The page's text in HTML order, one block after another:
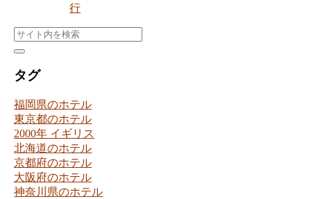
行
タグ
福岡県のホテル
東京都のホテル
2000年 イギリス
北海道のホテル
京都府のホテル
大阪府のホテル
神奈川県のホテル